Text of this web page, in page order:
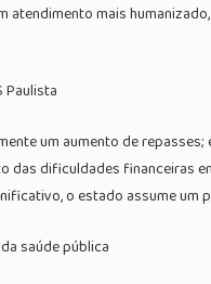
atendimento mais
Paulista
um aumento de
das dificuldades financeiras
o estado assume um
saúde pública